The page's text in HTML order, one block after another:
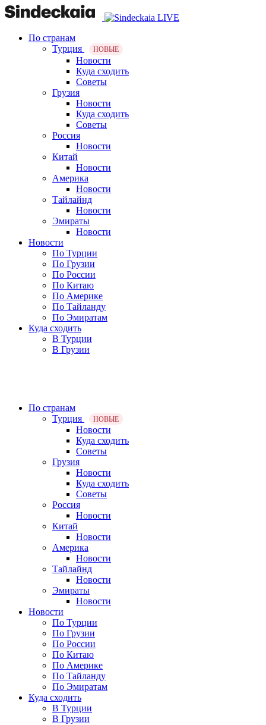
По странам
Турция
НОВЫЕ
Новости
Куда сходить
Советы
Грузия
Новости
Куда сходить
Советы
Россия
Новости
Китай
Новости
Америка
Новости
Тайлайнд
Новости
Эмираты
Новости
Новости
По Турции
По Грузии
По России
По Китаю
По Америке
По Тайланду
По Эмиратам
Куда сходить
В Турции
В Грузии
По странам
Турция
НОВЫЕ
Новости
Куда сходить
Советы
Грузия
Новости
Куда сходить
Советы
Россия
Новости
Китай
Новости
Америка
Новости
Тайлайнд
Новости
Эмираты
Новости
Новости
По Турции
По Грузии
По России
По Китаю
По Америке
По Тайланду
По Эмиратам
Куда сходить
В Турции
В Грузии